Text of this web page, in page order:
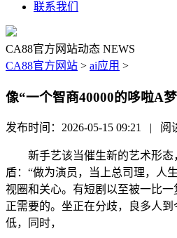
联系我们
CA88官方网站动态 NEWS
CA88官方网站 > ai应用 >
像“一个智商40000的哆啦A
发布时间：2026-05-15 09:21 | 阅
新手艺该当催生新的艺术形态
盾：“做为演员，当上总司理，人
视圈和关心。有短剧以至被一比
正需要的。坐正在分歧，良多人
低，同时，